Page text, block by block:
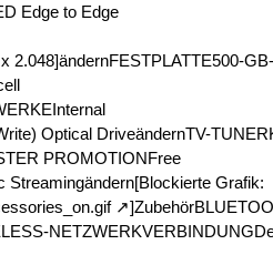
Edge to Edge
2.048]ändernFESTPLATTE500-
Optical DriveändernTV-
PROMOTIONFree
Grafik: